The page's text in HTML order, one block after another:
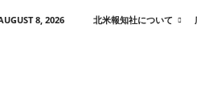
8, 2026 北米報知社について